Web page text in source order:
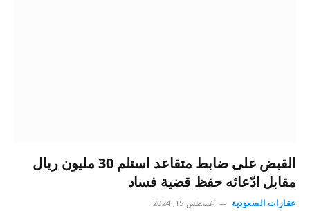
القبض على ضابط متقاعد استلم 30 مليون ريال
مقابل ادّعائه حفظ قضية فساد
عقارات السعودية أغسطس 15, 2024